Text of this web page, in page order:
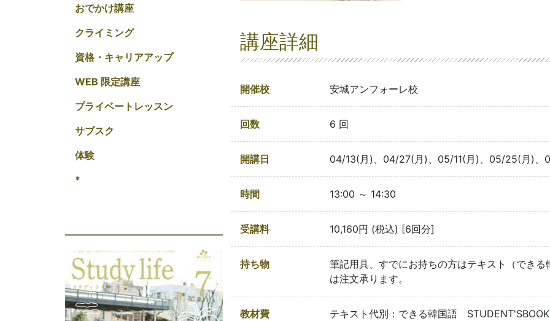
おでかけ講座
クライミング
資格・キャリアアップ
WEB 限定講座
プライベートレッスン
サブスク
体験
*
講座詳細
開催校 安城アンフォーレ校
回数 6 回
開講日 04/13(月)、04/27(月)、05/11(月)、05/25(月)
時間 13:00 ～ 14:30
受講料 10,160円 (税込) [6回分]
持ち物
筆記用具、すでにお持ちの方はテキスト（で
は注文承ります。
教材費
テキスト代別：できる韓国語